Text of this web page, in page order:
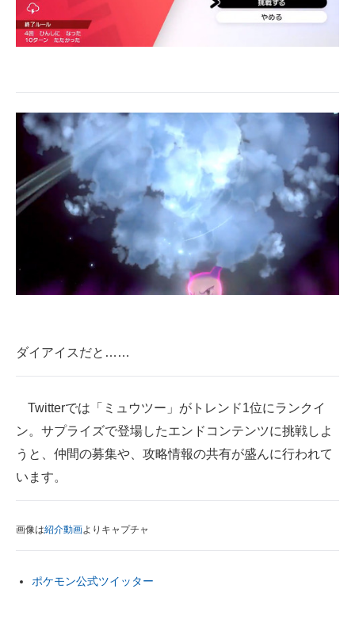
ダイアイスだと……
Twitterでは「ミュウツー」がトレンド1位にランクイ
ン。サプライズで登場したエンドコンテンツに挑戦しよ
うと、仲間の募集や、攻略情報の共有が盛んに行われて
います。
画像は紹介動画よりキャプチャ
ポケモン公式ツイッター